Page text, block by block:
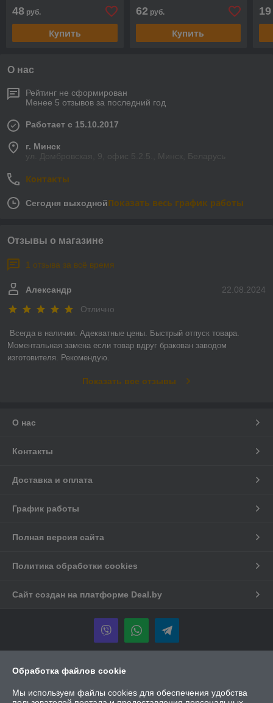
48 руб.
Купить
62 руб.
Купить
19
О нас
Рейтинг не сформирован
Менее 5 отзывов за последний год
Работает с 15.10.2017
г. Минск
ул. Домбровская, 9, офис 5.2.5., Минск, Беларусь
Контакты
Сегодня выходнойПоказать весь график работы
Отзывы о магазине
1 отзыва за всё время
22.08.2024
Александр
Отлично
Всегда в наличии. Адекватные цены. Быстрый отпуск товара.
Моментальная замена если товар вдруг бракован заводом
изготовителя. Рекомендую.
Показать все отзывы
О нас
Контакты
Доставка и оплата
График работы
Полная версия сайта
Политика обработки cookies
Сайт создан на платформе Deal.by
Информация для покупателя
Юридическое лицо: ООО "Чистые идеи"
220140, г. Минск, ул. Домбровская, 9, офис 5.2.5.
Обработка файлов cookie
Мы используем файлы cookies для обеспечения удобства